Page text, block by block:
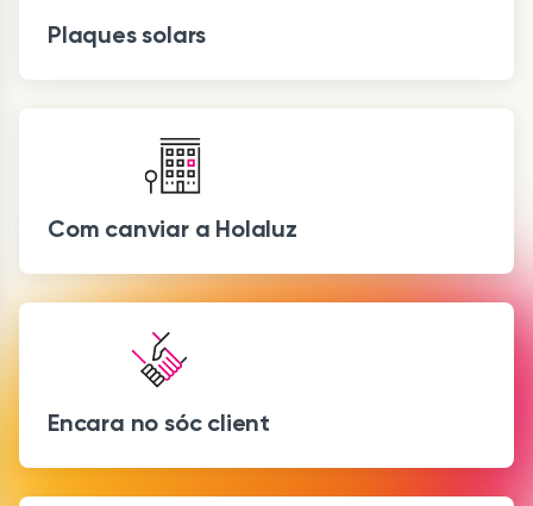
Plaques solars
Com canviar a Holaluz
Encara no sóc client